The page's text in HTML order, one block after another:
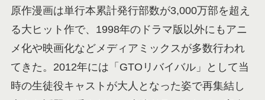
原作漫画は単行本累計発行部数が3,000万部を超え
る大ヒット作で、1998年のドラマ版以外にもアニ
メ化や映画化などメディアミックスが多数行われ
てきた。2012年には「GTOリバイバル」として当
時の生徒役キャストが大人となった姿で再集結し